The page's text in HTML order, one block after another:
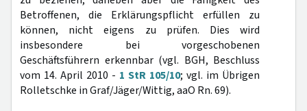
Betroffenen, die Erklärungspflicht erfüllen zu
können, nicht eigens zu prüfen. Dies wird
insbesondere bei vorgeschobenen
Geschäftsführern erkennbar (vgl. BGH, Beschluss
vom 14. April 2010 - 1 StR 105/10; vgl. im Übrigen
Rolletschke in Graf/Jäger/Wittig, aaO Rn. 69).